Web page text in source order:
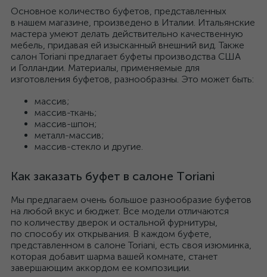
Основное количество буфетов, представленных
в нашем магазине, произведено в Италии. Итальянские
мастера умеют делать действительно качественную
мебель, придавая ей изысканный внешний вид. Также
салон Toriani предлагает буфеты производства США
и Голландии. Материалы, применяемые для
изготовления буфетов, разнообразны. Это может быть:
массив;
массив-ткань;
массив-шпон;
металл-массив;
массив-стекло и другие.
Как заказать буфет в салоне Toriani
Мы предлагаем очень большое разнообразие буфетов
на любой вкус и бюджет. Все модели отличаются
по количеству дверок и остальной фурнитуры,
по способу их открывания. В каждом буфете,
представленном в салоне Toriani, есть своя изюминка,
которая добавит шарма вашей комнате, станет
завершающим аккордом ее композиции.